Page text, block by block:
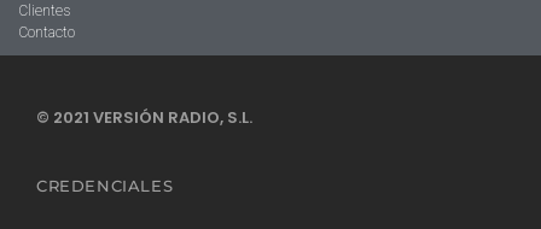
Clientes
Contacto
© 2021 VERSIÓN RADIO, S.L.
CREDENCIALES